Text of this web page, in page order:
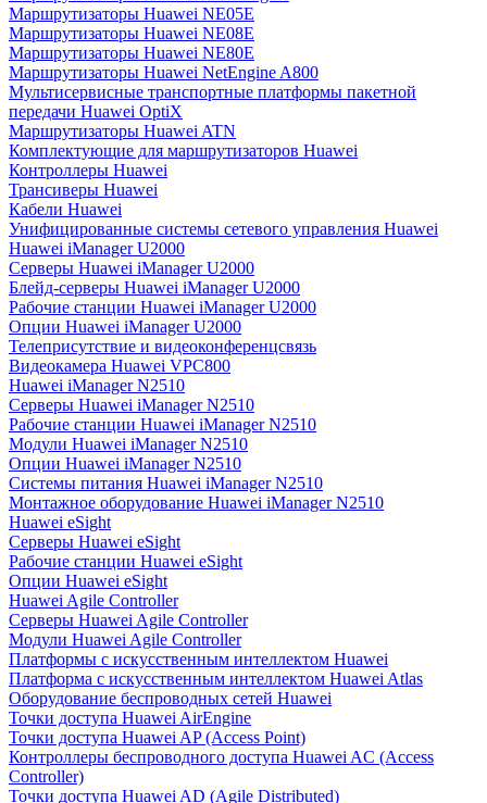
Маршрутизаторы Huawei NE05E
Маршрутизаторы Huawei NE08E
Маршрутизаторы Huawei NE80E
Маршрутизаторы Huawei NetEngine A800
Мультисервисные транспортные платформы пакетной
передачи Huawei OptiX
Маршрутизаторы Huawei ATN
Комплектующие для маршрутизаторов Huawei
Контроллеры Huawei
Трансиверы Huawei
Кабели Huawei
Унифицированные системы сетевого управления Huawei
Huawei iManager U2000
Серверы Huawei iManager U2000
Блейд-серверы Huawei iManager U2000
Рабочие станции Huawei iManager U2000
Опции Huawei iManager U2000
Телеприсутствие и видеоконференцсвязь
Видеокамера Huawei VPC800
Huawei iManager N2510
Серверы Huawei iManager N2510
Рабочие станции Huawei iManager N2510
Модули Huawei iManager N2510
Опции Huawei iManager N2510
Системы питания Huawei iManager N2510
Монтажное оборудование Huawei iManager N2510
Huawei eSight
Серверы Huawei eSight
Рабочие станции Huawei eSight
Опции Huawei eSight
Huawei Agile Controller
Серверы Huawei Agile Controller
Модули Huawei Agile Controller
Платформы с искусственным интеллектом Huawei
Платформа с искусственным интеллектом Huawei Atlas
Оборудование беспроводных сетей Huawei
Точки доступа Huawei AirEngine
Точки доступа Huawei AP (Access Point)
Контроллеры беспроводного доступа Huawei AC (Access
Controller)
Точки доступа Huawei AD (Agile Distributed)